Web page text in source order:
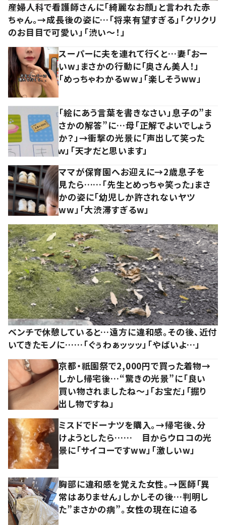
産婦人科で看護師さんに「綺麗なお顔」と言われた赤
ちゃん。→成長後の姿に…「将来有望すぎる」「クリクリ
のお目目で可愛い」「渋い～！」
スーパーに夫を連れて行くと…妻「おー
いw」まさかの行動に「奥さん美人！」
「めっちゃわかるww」「楽しそうww」
「絵にあう言葉を書きなさい」息子の”ま
さかの解答”に…母「正解でよいでしょう
か？」→衝撃の光景に「声出して笑った
ｗ」「天才だと思います」
ママが保育園へお迎えに→2歳息子を
見たら……「先生とめっちゃ笑った」まさ
かの姿に「幼児しか許されないヤツ
ww」「大渋滞すぎるw」
ベンチで休憩していると…遠方に違和感。その後、近付
いてきたモノに……「ぐぅわぁッッッ」「やばいよ…」
京都・祇園祭で2,000円で買った着物→
しかし帰宅後…“驚きの光景”に「良い
買い物されましたね～」「お宝だ」「掘り
出し物ですね」
ミスドでドーナツを購入。→帰宅後、分
けようとしたら…… 目からウロコの光
景に「サイコーですww」「激しいw」
胸部に違和感を覚えた女性。→医師「異
常はありません」しかしその後…判明し
た”まさかの病”。女性の現在に迫る